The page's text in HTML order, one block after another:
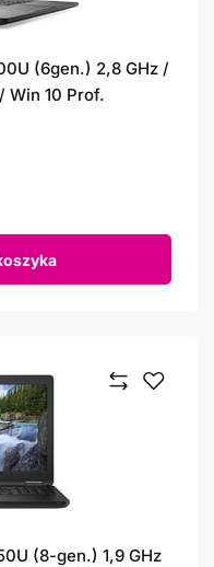
(6gen.) 2,8 GHz /
Win 10 Prof.
(8-gen.) 1,9 GHz